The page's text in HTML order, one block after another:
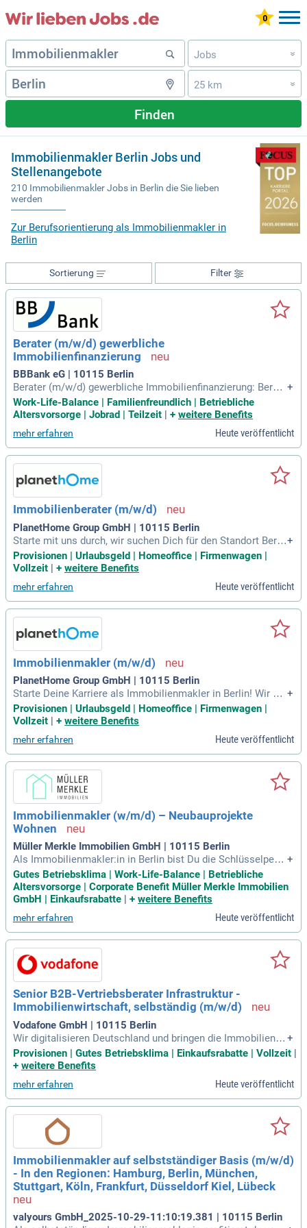
Jobs »
25 km »
Finden
Immobilienmakler Berlin Jobs und
Stellenangebote
210 Immobilienmakler Jobs in Berlin die Sie lieben
werden
Zur Berufsorientierung als Immobilienmakler in
Berlin
Filter
Sortierung
Berater (m/w/d) gewerbliche
Immobilienfinanzierung
BBBank eG | 10115 Berlin
Berater (m/w/d) gewerbliche Immobilienfinanzierung: Beratu
ng und Betreuung unserer Kundinnen und Kunden bei kompl
exen gewerblichen Immobilienfinanzierungsvorhaben; Enge
vidueller Finanzierungslösungen
+
Work-Life-Balance | Familienfreundlich | Betriebliche
Altersvorsorge | Jobrad | Teilzeit
+ weitere Benefits
mehr erfahren Heute veröffentlicht
Immobilienberater (m/w/d)
PlanetHome Group GmbH | 10115 Berlin
Starte mit uns durch, wir suchen Dich für den Standort Berli
n als: Immobilienmakler / Immobilienberater (m/w/d).
+
Provisionen | Urlaubsgeld | Homeoffice | Firmenwagen |
Vollzeit | + weitere Benefits
mehr erfahren Heute veröffentlicht
Immobilienmakler (m/w/d)
PlanetHome Group GmbH | 10115 Berlin
Starte Deine Karriere als Immobilienmakler in Berlin! Wir bie
ten Dir eine überdurchschnittliche Vergütung mit Festgehalt
und lukrativen Provisionen. Bei uns erhältst Du zusätzlich Kr
rden. Flexibilität steht bei uns an erster Stelle: Du bestimms
t Deine Arbeitszeiten und genießt unbegrenzten Urlaub. Mod
ernes Equipment wie Smartphone und Notebook sorgt für d
ie notwendige Mobilität. Bei entsprechender Leistung bieten
wir dir zudem einen attraktiven Firmenwagen. Schließ dich u
ns an und erlebe ein neues Arbeitsgefühl!
+
Provisionen | Urlaubsgeld | Homeoffice | Firmenwagen |
Vollzeit | + weitere Benefits
mehr erfahren Heute veröffentlicht
Immobilienmakler (w/m/d) – Neubauprojekte
Wohnen
Müller Merkle Immobilien GmbH | 10115 Berlin
Als Immobilienmakler:in in Berlin bist Du die Schlüsselpers
on für erfolgreiche Vermietungsaktivitäten in Neubau- und B
estandsprojekten. Deine Rolle ist hybrid: Du arbeitest sowo
hl eigenständig vor Ort als auch eng mit unserem Backoffic
chen Vor-Ort-Terminen, wie Besichtigungen, und administrat
iven Aufgaben. Du leitest Interessent:innen durch den gesa
mten Vermietungsprozess, von der ersten Besichtigung bis
zum Vertragsabschluss. Dabei gewährleistest Du, dass uns
ere Vermietungsziele effizient und serviceorientiert erreicht
werden. Dein Beitrag ist entscheidend für den wirtschaftlich
en Erfolg unserer Projekte und die Zufriedenheit unserer Ku
nden.
+
Gutes Betriebsklima | Work-Life-Balance | Betriebliche
Altersvorsorge | Corporate Benefit Müller Merkle Immobilien
GmbH | Einkaufsrabatte
+ weitere Benefits
mehr erfahren Heute veröffentlicht
Senior B2B-Vertriebsberater Infrastruktur -
Immobilienwirtschaft, selbständig (m/w/d)
Vodafone GmbH | 10115 Berlin
Wir digitalisieren Deutschland und bringen die Immobilienwi
rtschaft mit modernen Glasfaser‑ und Infrastrukturlösungen
nach vorn. Wir suchen Persönlichkeiten, die Chancen erken
ckeln.
+
Provisionen | Gutes Betriebsklima | Einkaufsrabatte | Vollzeit |
+ weitere Benefits
mehr erfahren Heute veröffentlicht
Immobilienmakler auf selbstständiger Basis (m/w/d)
- In den Regionen: Hamburg, Berlin, München,
Stuttgart, Köln, Frankfurt, Düsseldorf Kiel, Lübeck
valyours GmbH_2025-10-29-11:10:19.381 | 10115 Berlin